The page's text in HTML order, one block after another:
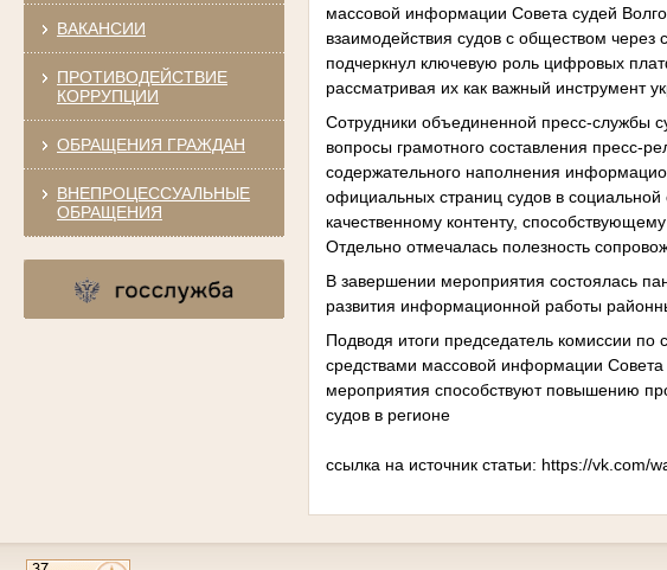
ВАКАНСИИ
ПРОТИВОДЕЙСТВИЕ
КОРРУПЦИИ
ОБРАЩЕНИЯ ГРАЖДАН
ВНЕПРОЦЕССУАЛЬНЫЕ
ОБРАЩЕНИЯ
массовой информации Совета судей
взаимодействия судов с обществом
подчеркнул ключевую роль цифровых
рассматривая их как важный инструмент
Сотрудники объединенной пресс-службы
вопросы грамотного составления пресс-
содержательного наполнения
официальных страниц судов в
качественному контенту,
Отдельно отмечалась полезность
В завершении мероприятия состоялась
развития информационной работы
Подводя итоги председатель комиссии
средствами массовой информации Совета
мероприятия способствуют повышению
судов в регионе
ссылка на источник статьи: https://vk.com/